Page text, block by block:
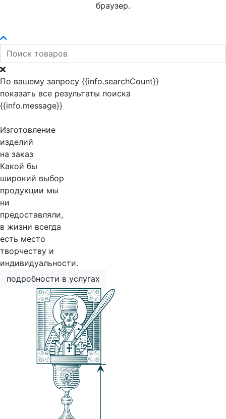
браузер.
По вашему запросу {{info.searchCount}}
показать все результаты поиска
{{info.message}}
Изготовление
изделий
на заказ
Какой бы
широкий выбор
продукции мы
ни
предоставляли,
в жизни всегда
есть место
творчеству и
индивидуальности.
подробности в услугах